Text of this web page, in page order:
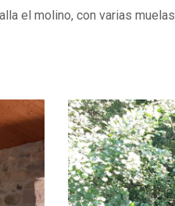
el molino, con varias muelas.